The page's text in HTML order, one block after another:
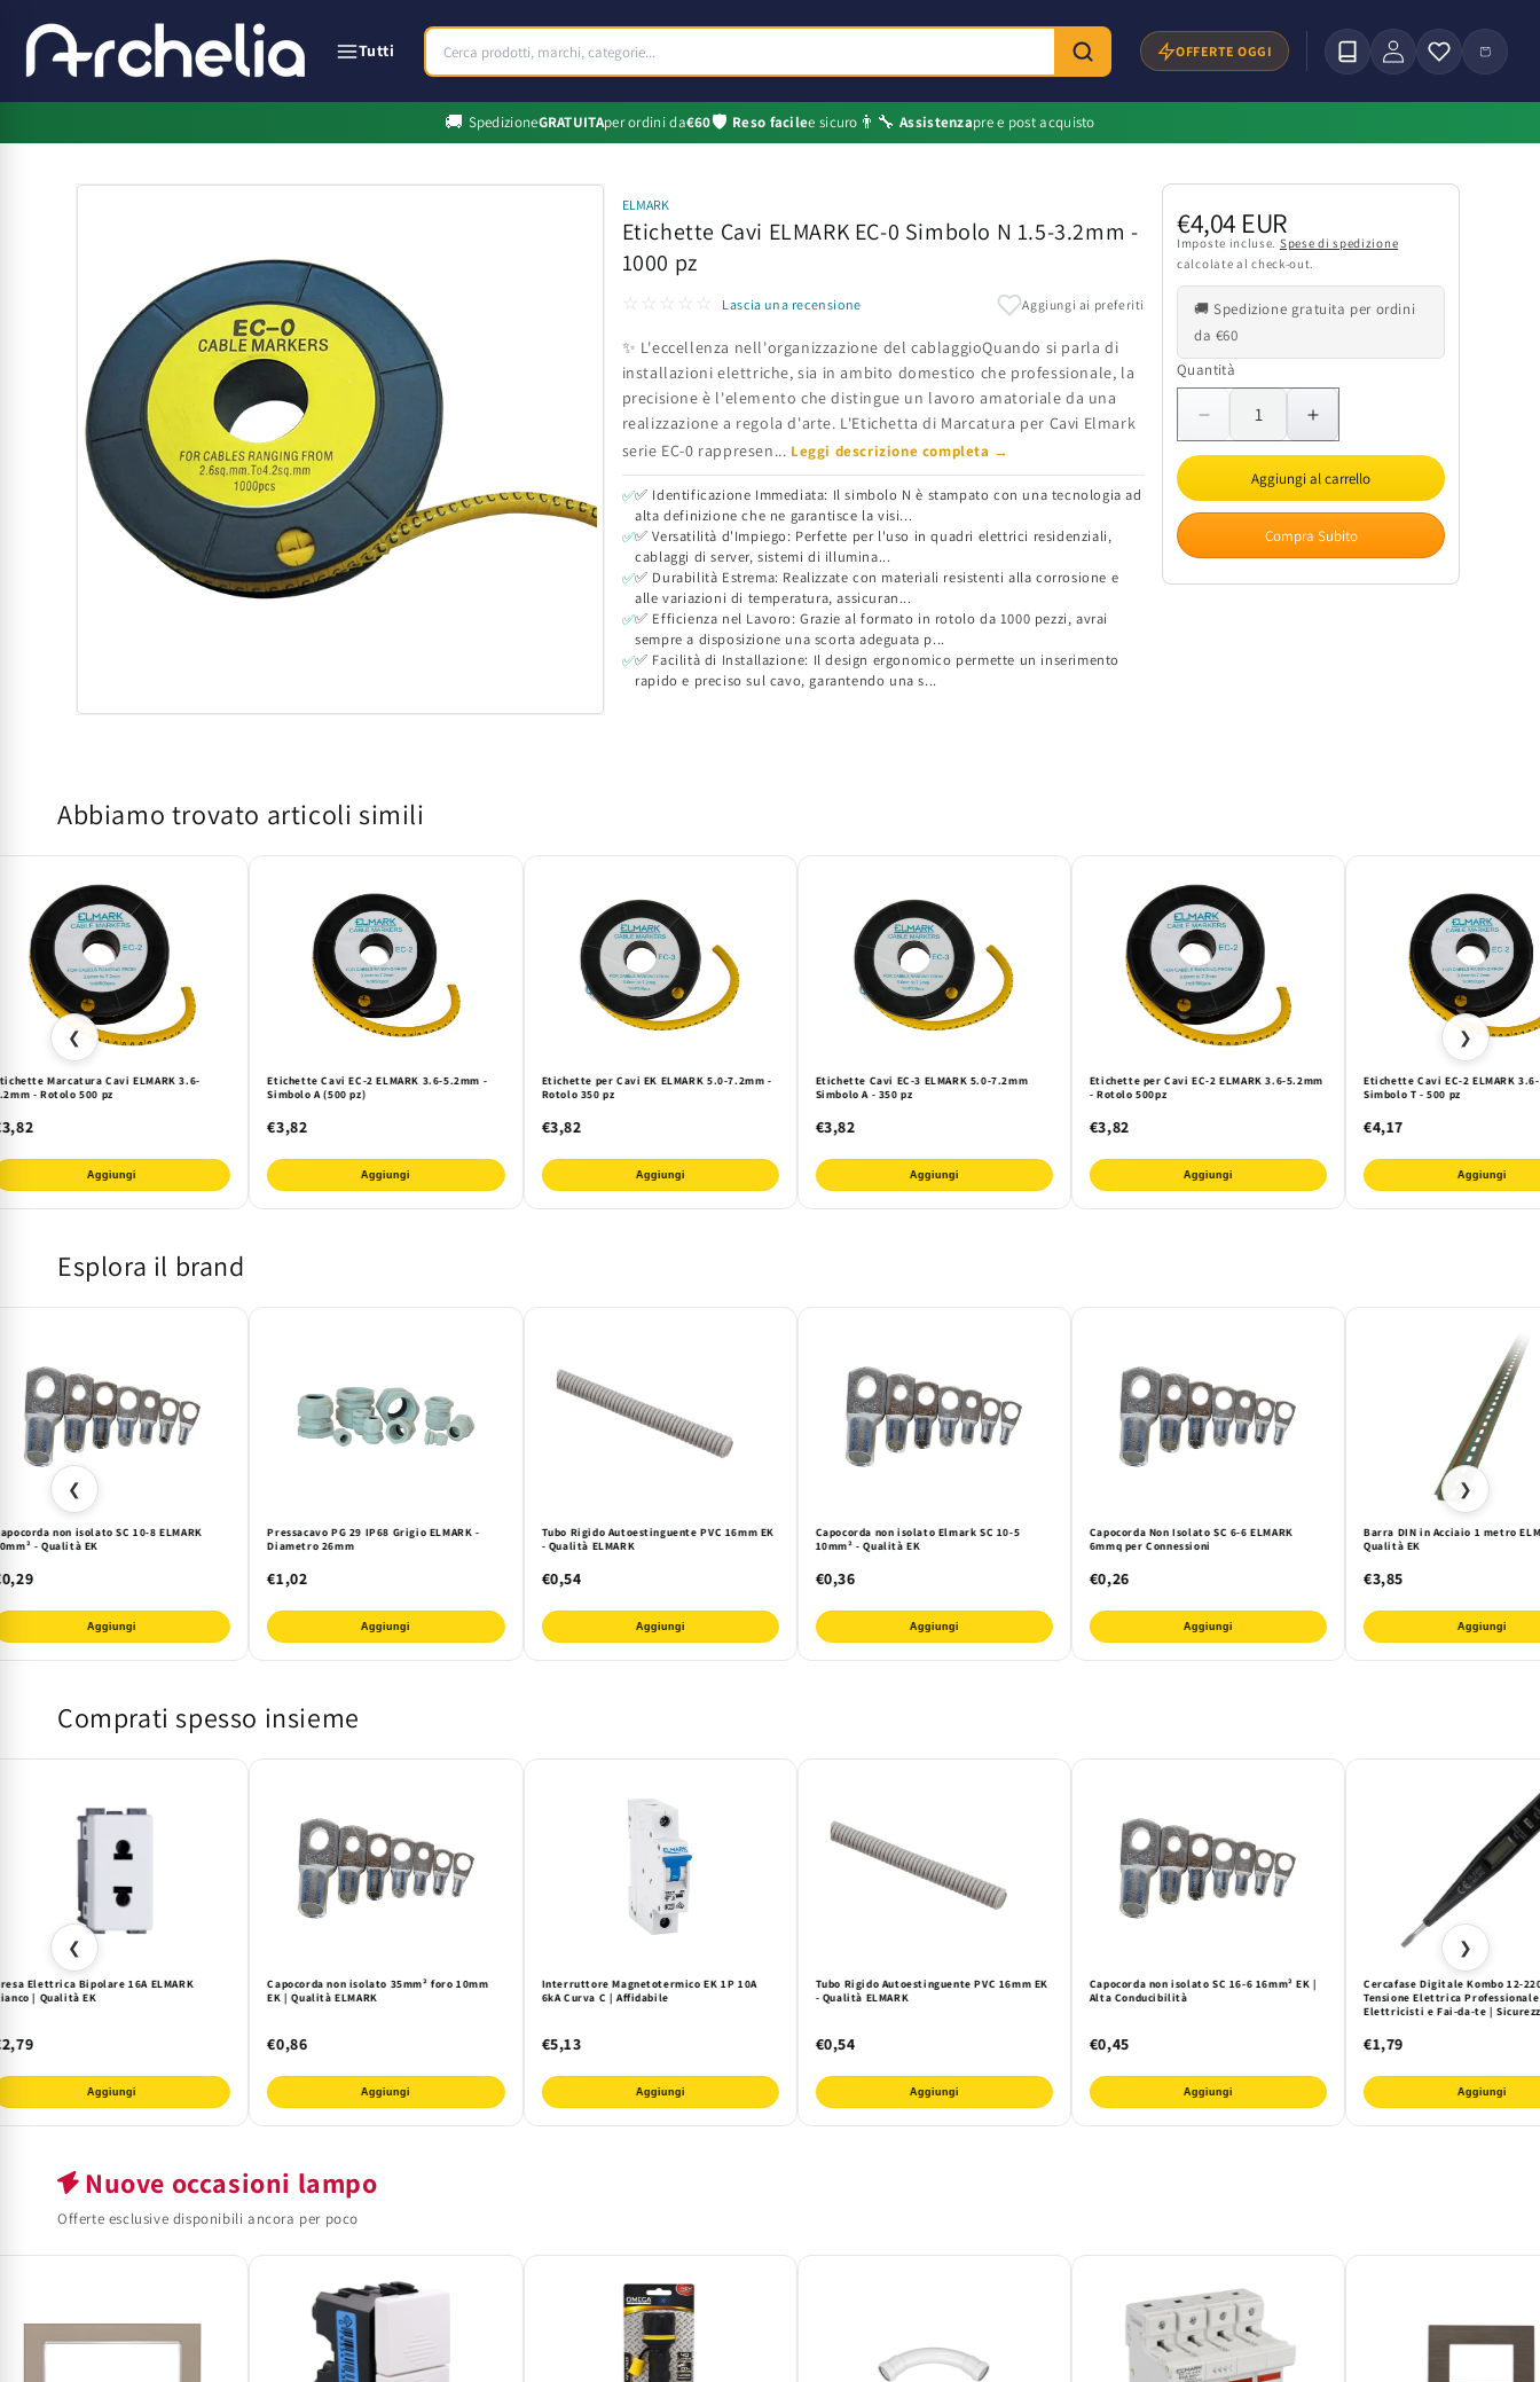
direttamente
ai contenuti
Tutti OFFERTE OGGI Accedi Carrello
🚚 SpedizioneGRATUITAper ordini da€60🛡️ Reso facilee sicuro 👨‍🔧 Assistenzapre e post acquisto
Passa alle
finestra
modale
ELMARK
Etichette Cavi ELMARK EC-0 Simbolo N 1.5-3.2mm -
1000 pz
☆☆☆☆☆ Lascia una recensione Aggiungi ai preferiti
✨ L'eccellenza nell'organizzazione del cablaggioQuando si parla di
installazioni elettriche, sia in ambito domestico che professionale, la
precisione è l'elemento che distingue un lavoro amatoriale da una
realizzazione a regola d'arte. L'Etichetta di Marcatura per Cavi Elmark
serie EC-0 rappresen... Leggi descrizione completa →
✅✅ Identificazione Immediata: Il simbolo N è stampato con una tecnologia ad
alta definizione che ne garantisce la visi...
✅✅ Versatilità d'Impiego: Perfette per l'uso in quadri elettrici residenziali,
cablaggi di server, sistemi di illumina...
✅✅ Durabilità Estrema: Realizzate con materiali resistenti alla corrosione e
alle variazioni di temperatura, assicuran...
✅✅ Efficienza nel Lavoro: Grazie al formato in rotolo da 1000 pezzi, avrai
sempre a disposizione una scorta adeguata p...
✅✅ Facilità di Installazione: Il design ergonomico permette un inserimento
rapido e preciso sul cavo, garantendo una s...
Prezzo
di
listino
€4,04 EUR
Imposte incluse. Spese di spedizione
calcolate al check-out.
🚚 Spedizione gratuita per ordini
da €60
Quantità
Quantità
Diminuisci
quantità
Etichette
Cavi
ELMARK
Aumenta
quantità
per
Etichette
Cavi
ELMARK
Aggiungi al carrello
Compra Subito
Abbiamo trovato articoli simili
❮
Marcatura Cavi ELMARK 3.6-
- Rotolo 500 pz
Aggiungi
Etichette Cavi EC-2 ELMARK 3.6-5.2mm -
Simbolo A (500 pz)
€3,82
Aggiungi
Etichette per Cavi EK ELMARK 5.0-7.2mm -
Rotolo 350 pz
€3,82
Aggiungi
Etichette Cavi EC-3 ELMARK 5.0-7.2mm
Simbolo A - 350 pz
€3,82
Aggiungi
Etichette per Cavi EC-2 ELMARK 3.6-5.2mm
- Rotolo 500pz
€3,82
Aggiungi
Etichette Cavi EC-2 ELMARK
Simbolo T - 500 pz
€4,17
Aggiungi
❯
Esplora il brand
❮
non isolato SC 10-8 ELMARK
- Qualità EK
Aggiungi
Pressacavo PG 29 IP68 Grigio ELMARK -
Diametro 26mm
€1,02
Aggiungi
Tubo Rigido Autoestinguente PVC 16mm EK
- Qualità ELMARK
€0,54
Aggiungi
Capocorda non isolato Elmark SC 10-5
10mm² - Qualità EK
€0,36
Aggiungi
Capocorda Non Isolato SC 6-6 ELMARK
6mmq per Connessioni
€0,26
Aggiungi
Barra DIN in Acciaio 1 metro
Qualità EK
€3,85
Aggiungi
❯
Comprati spesso insieme
❮
Elettrica Bipolare 16A ELMARK
| Qualità EK
Aggiungi
Capocorda non isolato 35mm² foro 10mm
EK | Qualità ELMARK
€0,86
Aggiungi
Interruttore Magnetotermico EK 1P 10A
6kA Curva C | Affidabile
€5,13
Aggiungi
Tubo Rigido Autoestinguente PVC 16mm EK
- Qualità ELMARK
€0,54
Aggiungi
Capocorda non isolato SC 16-6 16mm² EK |
Alta Conducibilità
€0,45
Aggiungi
Cercafase Digitale Kombo 12-
Tensione Elettrica
Elettricisti e Fai-da-te |
€1,79
Aggiungi
❯
Nuove occasioni lampo
Offerte esclusive disponibili ancora per poco